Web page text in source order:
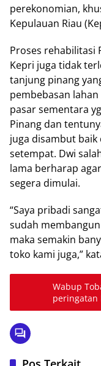
perekonomian,
Kepulauan Riau
Proses rehabilitasi
Kepri juga tidak
tanjung pinang
pembebasan
pasar sementara
Pinang dan
juga disambut baik
setempat. Dwi
lama berharap
segera dimulai.
“Saya pribadi
sudah
maka semakin
toko kami juga,”
Wabup
peringatan